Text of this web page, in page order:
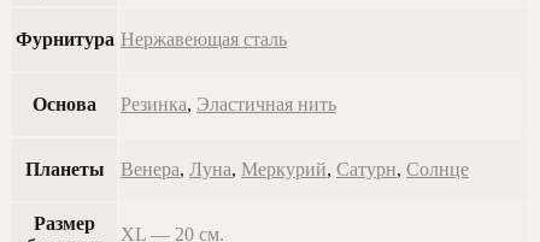
Фурнитура Нержавеющая сталь
Основа Резинка, Эластичная нить
Планеты Венера, Луна, Меркурий, Сатурн, Солнце
Размер
XL — 20 см.